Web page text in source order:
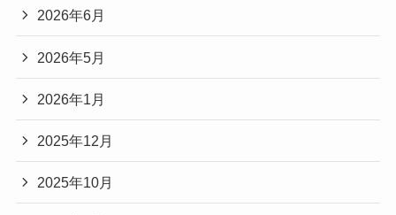
2026年6月
2026年5月
2026年1月
2025年12月
2025年10月